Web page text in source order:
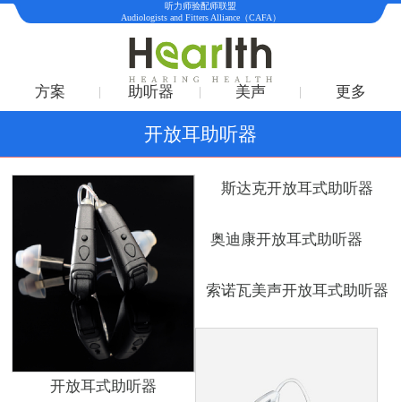
听力师验配师联盟
Audiologists and Fitters Alliance（CAFA）
方案 助听器 美声 更多
开放耳助听器
开放耳式助听器
斯达克开放耳式助听器
奥迪康开放耳式助听器
索诺瓦美声开放耳式助听器